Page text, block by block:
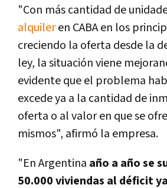
"Con más cantidad de
alquileren CABA en los
creciendo la oferta desde la
ley, la situación viene
evidente que el problema
excede ya a la cantidad de
oferta o al valor en que se
mismos", afirmó la empresa.
"En Argentina año a año se
50.000 viviendas al déficit